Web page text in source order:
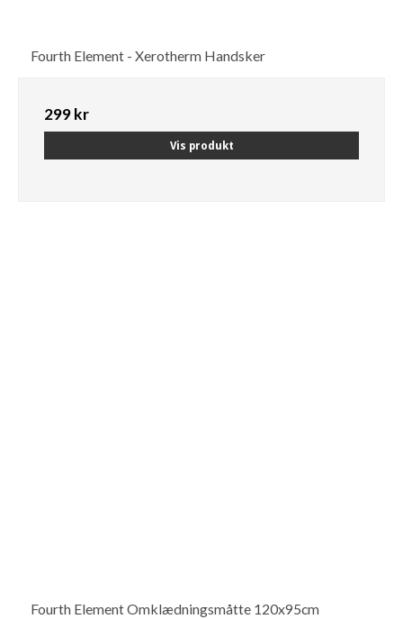
Fourth Element - Xerotherm Handsker
299 kr
Vis produkt
Fourth Element Omklædningsmåtte 120x95cm